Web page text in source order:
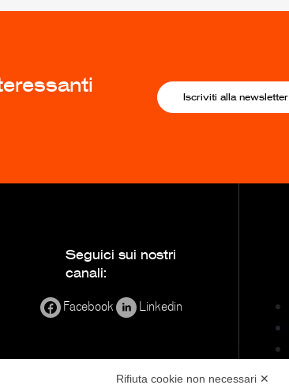
Iscriviti alla newsletter
Seguici sui nostri
canali:
Facebook Linkedin
Rifiuta cookie non necessari ✕